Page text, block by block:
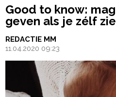
Good to know:
geven als je zélf
REDACTIE MM
11.04.2020 09:23